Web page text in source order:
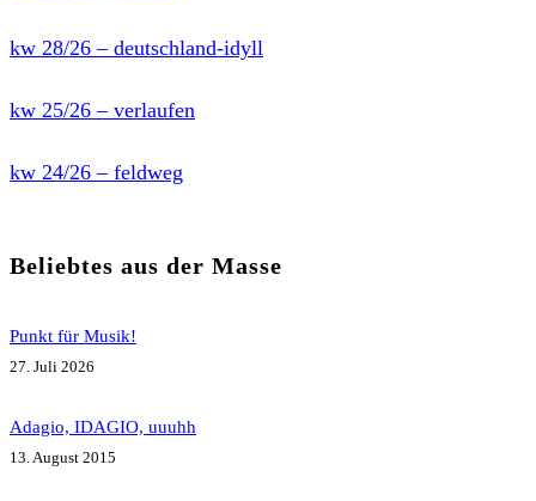
kw 28/26 – deutschland-idyll
kw 25/26 – verlaufen
kw 24/26 – feldweg
Beliebtes aus der Masse
Punkt für Musik!
27. Juli 2026
Adagio, IDAGIO, uuuhh
13. August 2015